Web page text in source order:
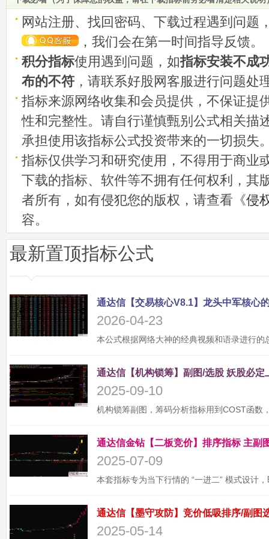
网站注册、找回密码、下载过程遇到问题
，我们会在第一时间指导反馈。
积分指标使用遇到问题，如指标安装不成
布的不符 ，请联系好股网客服进行问题处
指标来源网络收集和会员提供，不保证提
性和完整性。请自行谨慎甄别公式相关描
承担使用该指标公式投资带来的一切损失
指标仅供学习和研究使用，不得用于商业
下载的指标、软件等不拥有任何权利，其
者所有，如有侵犯您的版权，请查看《侵
容。
最新置顶指标公式
2026-04-23
2025-09-10
2025-07-09
2025-05-14